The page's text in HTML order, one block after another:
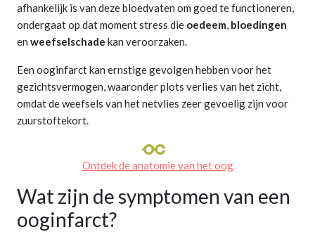
afhankelijk is van deze bloedvaten om goed te functioneren,
ondergaat op dat moment stress die oedeem, bloedingen
en weefselschade kan veroorzaken.
Een ooginfarct kan ernstige gevolgen hebben voor het
gezichtsvermogen, waaronder plots verlies van het zicht,
omdat de weefsels van het netvlies zeer gevoelig zijn voor
zuurstoftekort.
Ontdek de anatomie van het oog
Wat zijn de symptomen van een
ooginfarct?